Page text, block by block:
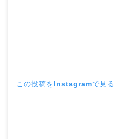
この投稿をInstagramで見る